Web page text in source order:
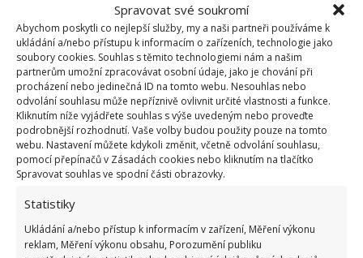
Spravovat své soukromí
Abychom poskytli co nejlepší služby, my a naši partneři používáme k
ukládání a/nebo přístupu k informacím o zařízeních, technologie jako
soubory cookies. Souhlas s těmito technologiemi nám a našim
partnerům umožní zpracovávat osobní údaje, jako je chování při
procházení nebo jedinečná ID na tomto webu. Nesouhlas nebo
odvolání souhlasu může nepříznivě ovlivnit určité vlastnosti a funkce.
Kliknutím níže vyjádřete souhlas s výše uvedeným nebo proveďte
podrobnější rozhodnutí. Vaše volby budou použity pouze na tomto
webu. Nastavení můžete kdykoli změnit, včetně odvolání souhlasu,
pomocí přepínačů v Zásadách cookies nebo kliknutím na tlačítko
Spravovat souhlas ve spodní části obrazovky.
Statistiky
Ukládání a/nebo přístup k informacím v zařízení, Měření výkonu
reklam, Měření výkonu obsahu, Porozumění publiku
23.6.2026
Retro kvíz o oblíbených autech v dobách
socialismu: Tehdejší řidiči musí získat 10 z 10
bodů
6.5.2026
ŽHAVÉ NOVINKY